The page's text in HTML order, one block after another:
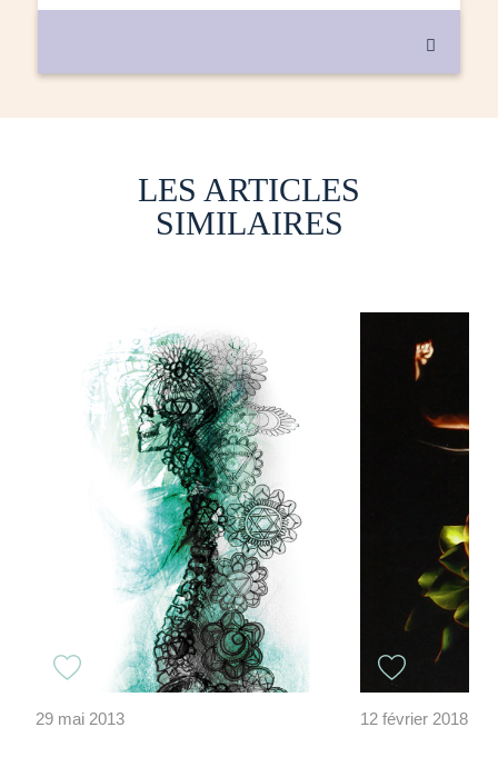

LES ARTICLES
SIMILAIRES
29 mai 2013 12 février 2018